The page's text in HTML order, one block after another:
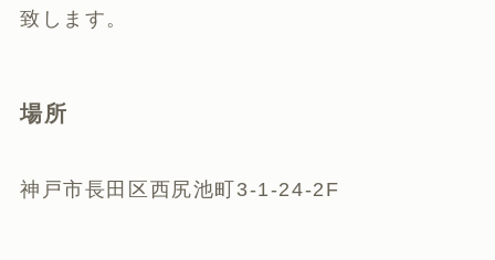
致します。
場所
神戸市長田区西尻池町3-1-24-2F